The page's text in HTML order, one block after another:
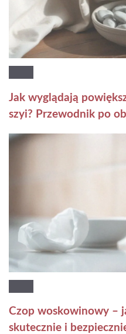
Jak wyglądają
szyi? Przewodnik po
Czop woskowinowy –
skutecznie i